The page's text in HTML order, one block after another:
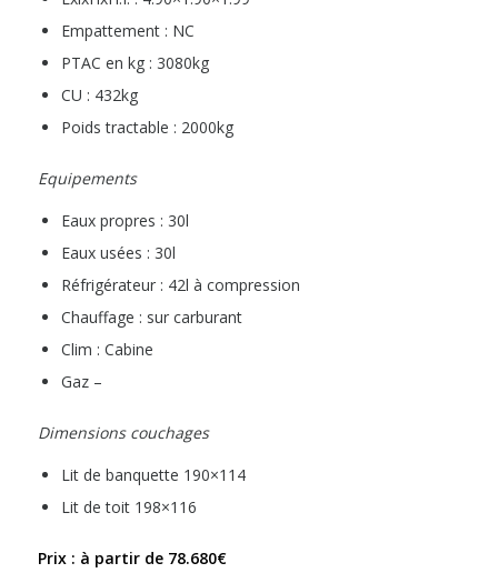
Empattement : NC
PTAC en kg : 3080kg
CU : 432kg
Poids tractable : 2000kg
Equipements
Eaux propres : 30l
Eaux usées : 30l
Réfrigérateur : 42l à compression
Chauffage : sur carburant
Clim : Cabine
Gaz –
Dimensions couchages
Lit de banquette 190×114
Lit de toit 198×116
Prix : à partir de 78.680€